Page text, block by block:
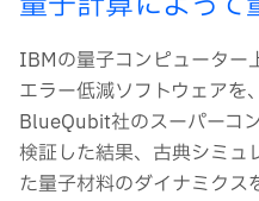
IBMの量子コンピューター
エラー低減ソフトウェアを
BlueQubit社のスーパーコ
検証した結果、古典シミュ
た量子材料のダイナミクス